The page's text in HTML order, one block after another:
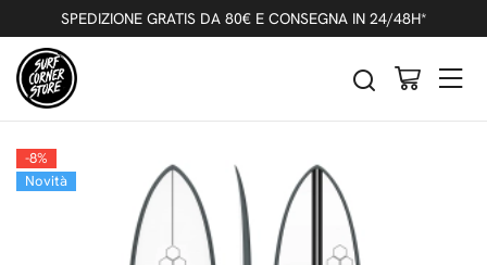
SPEDIZIONE GRATIS DA 80€ E CONSEGNA IN 24/48H*
Indietro Precedente Successivo
TORQ POD MOD X-LITE 3.0 GRAPHITE
RAIL PINLINE FUTURES
-8%
Novità